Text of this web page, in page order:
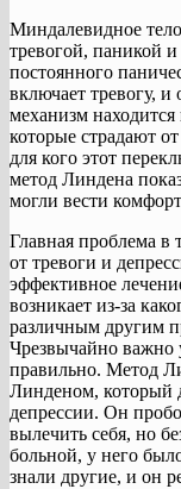
Миндалевидное
тревогой, паникой
постоянного
включает тревогу, и
механизм
которые страдают
для кого этот
метод Линдена
могли вести
Главная проблема в
от тревоги и
эффективное
возникает из-за
различным другим
Чрезвычайно важно
правильно. Метод
Линденом, который
депрессии. Он
вылечить себя, но
больной, у него
знали другие, и он